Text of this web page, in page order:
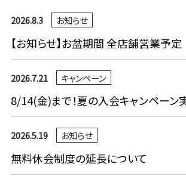
【お知らせ】お盆期間 全店舗営業予定
2026.8.3 お知らせ
8/14(金)まで！夏の入会キャンペーン
2026.7.21 キャンペーン
無料休会制度の延長について
2026.5.19 お知らせ